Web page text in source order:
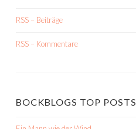
RSS – Beiträge
RSS – Kommentare
BOCKBLOGS TOP POSTS